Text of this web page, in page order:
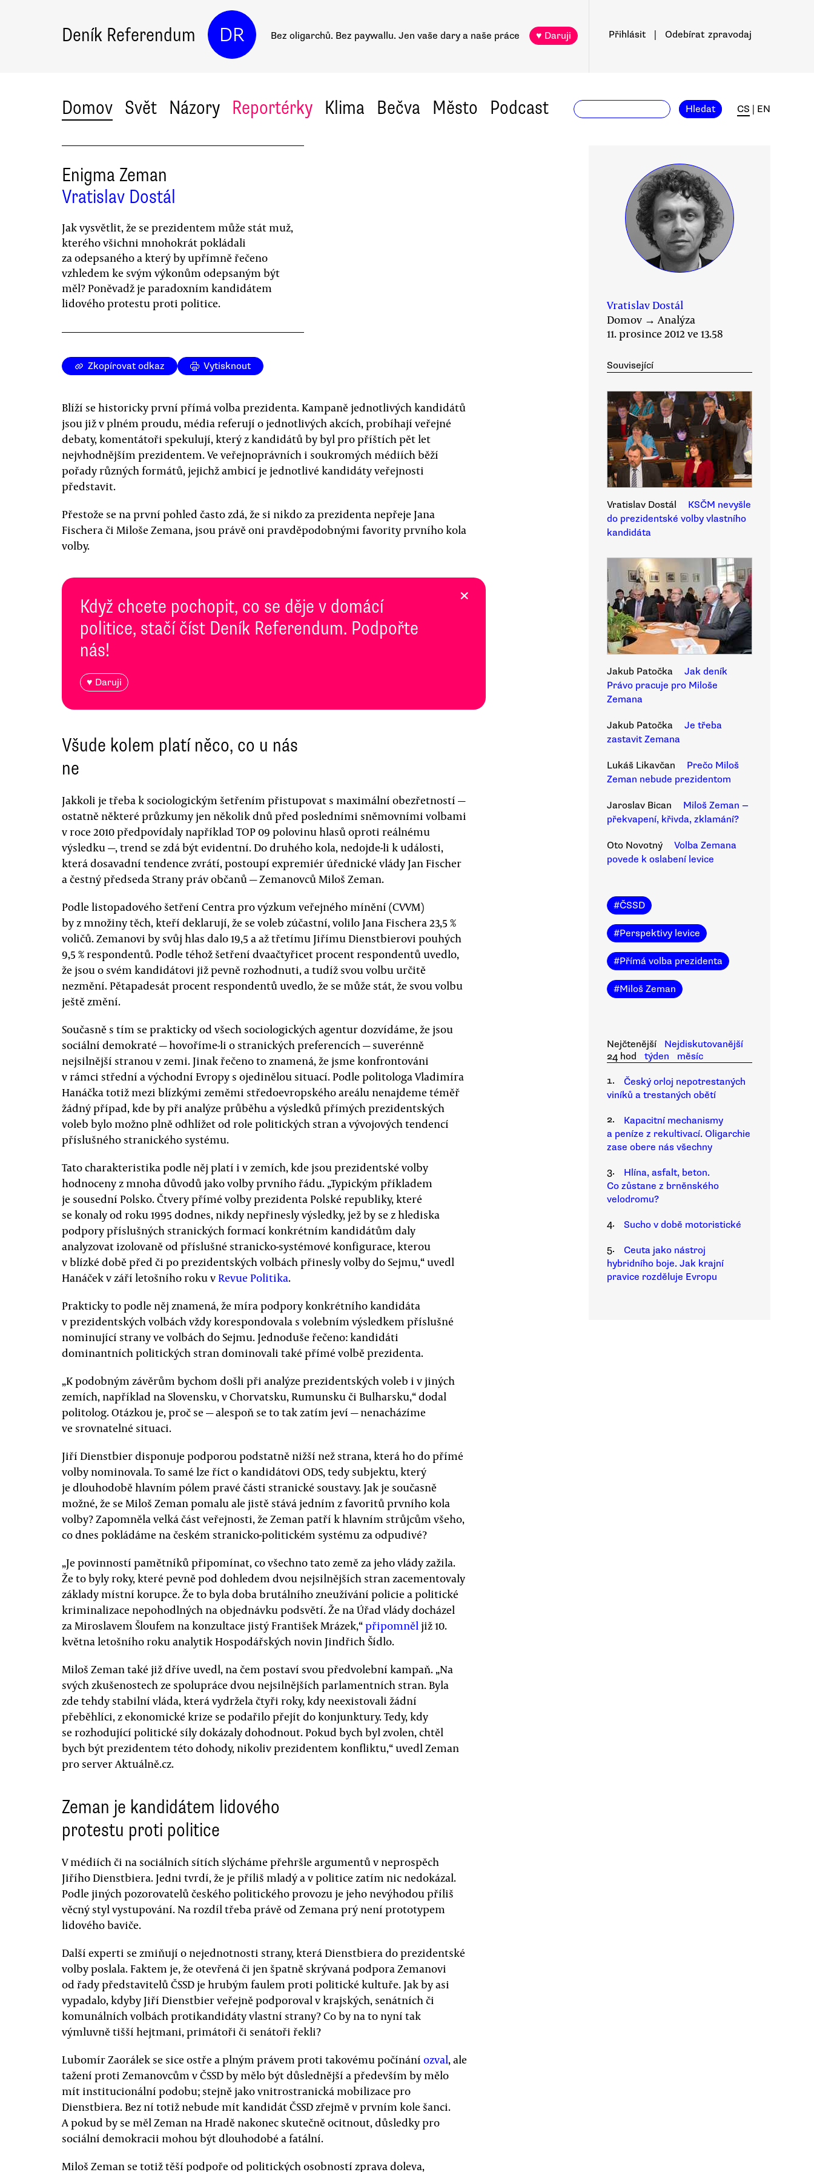
Deník Referendum DR Bez oligarchů. Bez paywallu. Jen vaše dary a naše práce ♥ Daruji Přihlásit Odebírat zpravodaj
Domov Svět Názory Reportérky Klima Bečva Město Podcast Hledat CS EN
Enigma Zeman
Vratislav Dostál
Jak vysvětlit, že se prezidentem může stát muž,
kterého všichni mnohokrát pokládali
za odepsaného a který by upřímně řečeno
vzhledem ke svým výkonům odepsaným být
měl? Poněvadž je paradoxním kandidátem
lidového protestu proti politice.
Zkopírovat odkaz Vytisknout
Blíží se historicky první přímá volba prezidenta. Kampaně jednotlivých kandidátů
jsou již v plném proudu, média referují o jednotlivých akcích, probíhají veřejné
debaty, komentátoři spekulují, který z kandidátů by byl pro příštích pět let
nejvhodnějším prezidentem. Ve veřejnoprávních i soukromých médiích běží
pořady různých formátů, jejichž ambicí je jednotlivé kandidáty veřejnosti
představit.
Přestože se na první pohled často zdá, že si nikdo za prezidenta nepřeje Jana
Fischera či Miloše Zemana, jsou právě oni pravděpodobnými favority prvního kola
volby.
Když chcete pochopit, co se děje v domácí
politice, stačí číst Deník Referendum. Podpořte
nás!
♥ Daruji
×
Všude kolem platí něco, co u nás
ne
Jakkoli je třeba k sociologickým šetřením přistupovat s maximální obezřetností —
ostatně některé průzkumy jen několik dnů před posledními sněmovními volbami
v roce 2010 předpovídaly například TOP 09 polovinu hlasů oproti reálnému
výsledku —, trend se zdá být evidentní. Do druhého kola, nedojde-li k události,
která dosavadní tendence zvrátí, postoupí expremiér úřednické vlády Jan Fischer
a čestný předseda Strany práv občanů — Zemanovců Miloš Zeman.
Podle listopadového šetření Centra pro výzkum veřejného mínění (CVVM)
by z množiny těch, kteří deklarují, že se voleb zúčastní, volilo Jana Fischera 23,5 %
voličů. Zemanovi by svůj hlas dalo 19,5 a až třetímu Jiřímu Dienstbierovi pouhých
9,5 % respondentů. Podle téhož šetření dvaačtyřicet procent respondentů uvedlo,
že jsou o svém kandidátovi již pevně rozhodnuti, a tudíž svou volbu určitě
nezmění. Pětapadesát procent respondentů uvedlo, že se může stát, že svou volbu
ještě změní.
Současně s tím se prakticky od všech sociologických agentur dozvídáme, že jsou
sociální demokraté — hovoříme-li o stranických preferencích — suverénně
nejsilnější stranou v zemi. Jinak řečeno to znamená, že jsme konfrontováni
v rámci střední a východní Evropy s ojedinělou situací. Podle politologa Vladimíra
Hanáčka totiž mezi blízkými zeměmi středoevropského areálu nenajdeme téměř
žádný případ, kde by při analýze průběhu a výsledků přímých prezidentských
voleb bylo možno plně odhlížet od role politických stran a vývojových tendencí
příslušného stranického systému.
Tato charakteristika podle něj platí i v zemích, kde jsou prezidentské volby
hodnoceny z mnoha důvodů jako volby prvního řádu. „Typickým příkladem
je sousední Polsko. Čtvery přímé volby prezidenta Polské republiky, které
se konaly od roku 1995 dodnes, nikdy nepřinesly výsledky, jež by se z hlediska
podpory příslušných stranických formací konkrétním kandidátům daly
analyzovat izolovaně od příslušné stranicko-systémové konfigurace, kterou
v blízké době před či po prezidentských volbách přinesly volby do Sejmu,“ uvedl
Hanáček v září letošního roku vRevue Politika.
Prakticky to podle něj znamená, že míra podpory konkrétního kandidáta
v prezidentských volbách vždy korespondovala s volebním výsledkem příslušné
nominující strany ve volbách do Sejmu. Jednoduše řečeno: kandidáti
dominantních politických stran dominovali také přímé volbě prezidenta.
„K podobným závěrům bychom došli při analýze prezidentských voleb i v jiných
zemích, například na Slovensku, v Chorvatsku, Rumunsku či Bulharsku,“ dodal
politolog. Otázkou je, proč se — alespoň se to tak zatím jeví — nenacházíme
ve srovnatelné situaci.
Jiří Dienstbier disponuje podporou podstatně nižší než strana, která ho do přímé
volby nominovala. To samé lze říct o kandidátovi ODS, tedy subjektu, který
je dlouhodobě hlavním pólem pravé části stranické soustavy. Jak je současně
možné, že se Miloš Zeman pomalu ale jistě stává jedním z favoritů prvního kola
volby? Zapomněla velká část veřejnosti, že Zeman patří k hlavním strůjcům všeho,
co dnes pokládáme na českém stranicko-politickém systému za odpudivé?
„Je povinností pamětníků připomínat, co všechno tato země za jeho vlády zažila.
Že to byly roky, které pevně pod dohledem dvou nejsilnějších stran zacementovaly
základy místní korupce. Že to byla doba brutálního zneužívání policie a politické
kriminalizace nepohodlných na objednávku podsvětí. Že na Úřad vlády docházel
za Miroslavem Šloufem na konzultace jistý František Mrázek,“připomněljiž 10.
května letošního roku analytik Hospodářských novin Jindřich Šídlo.
Miloš Zeman také již dříve uvedl, na čem postaví svou předvolební kampaň. „Na
svých zkušenostech ze spolupráce dvou nejsilnějších parlamentních stran. Byla
zde tehdy stabilní vláda, která vydržela čtyři roky, kdy neexistovali žádní
přeběhlíci, z ekonomické krize se podařilo přejít do konjunktury. Tedy, kdy
se rozhodující politické síly dokázaly dohodnout. Pokud bych byl zvolen, chtěl
bych být prezidentem této dohody, nikoliv prezidentem konfliktu,“ uvedl Zeman
pro server Aktuálně.cz.
Zeman je kandidátem lidového
protestu proti politice
V médiích či na sociálních sítích slýcháme přehršle argumentů v neprospěch
Jiřího Dienstbiera. Jedni tvrdí, že je příliš mladý a v politice zatím nic nedokázal.
Podle jiných pozorovatelů českého politického provozu je jeho nevýhodou příliš
věcný styl vystupování. Na rozdíl třeba právě od Zemana prý není prototypem
lidového baviče.
Další experti se zmiňují o nejednotnosti strany, která Dienstbiera do prezidentské
volby poslala. Faktem je, že otevřená či jen špatně skrývaná podpora Zemanovi
od řady představitelů ČSSD je hrubým faulem proti politické kultuře. Jak by asi
vypadalo, kdyby Jiří Dienstbier veřejně podporoval v krajských, senátních či
komunálních volbách protikandidáty vlastní strany? Co by na to nyní tak
výmluvně tišší hejtmani, primátoři či senátoři řekli?
Lubomír Zaorálek se sice ostře a plným právem proti takovému počínání ozval, ale
tažení proti Zemanovcům v ČSSD by mělo být důslednější a především by mělo
mít institucionální podobu; stejně jako vnitrostranická mobilizace pro
Dienstbiera. Bez ní totiž nebude mít kandidát ČSSD zřejmě v prvním kole šanci.
A pokud by se měl Zeman na Hradě nakonec skutečně ocitnout, důsledky pro
sociální demokracii mohou být dlouhodobé a fatální.
Miloš Zeman se totiž těší podpoře od politických osobností zprava doleva,
Vratislav Dostál
Domov →Analýza
11. prosince 2012 ve 13.58
Související
Vratislav Dostál
KSČM nevyšle
do prezidentské volby vlastního
kandidáta
Jakub Patočka
Jak deník
Právo pracuje pro Miloše
Zemana
Jakub Patočka
Je třeba
zastavit Zemana
Lukáš Likavčan
Prečo Miloš
Zeman nebude prezidentom
Jaroslav Bican
Miloš Zeman —
překvapení, křivda, zklamání?
Oto Novotný
Volba Zemana
povede k oslabení levice
#ČSSD
#Perspektivy levice
#Přímá volba prezidenta
#Miloš Zeman
Nejčtenější
Nejdiskutovanější
24 hod
týden
měsíc
1.
Český orloj nepotrestaných
viníků a trestaných obětí
2.
Kapacitní mechanismy
a peníze z rekultivací. Oligarchie
zase obere nás všechny
3.
Hlína, asfalt, beton.
Co zůstane z brněnského
velodromu?
4.
Sucho v době motoristické
5.
Ceuta jako nástroj
hybridního boje. Jak krajní
pravice rozděluje Evropu